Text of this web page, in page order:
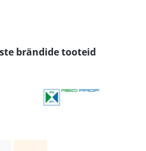
brändide tooteid